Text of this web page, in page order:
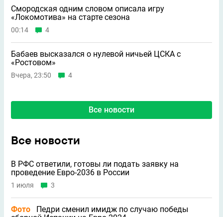
Смородская одним словом описала игру
«Локомотива» на старте сезона
00:14 4
Бабаев высказался о нулевой ничьей ЦСКА с
«Ростовом»
Вчера, 23:50 4
Все новости
Все новости
В РФС ответили, готовы ли подать заявку на
проведение Евро-2036 в России
1 июля 3
Фото
Педри сменил имидж по случаю победы